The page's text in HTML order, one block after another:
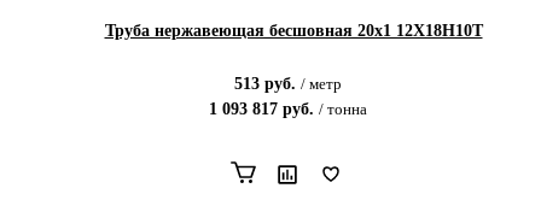
Труба нержавеющая бесшовная 20х1 12Х18Н10Т
513руб. / метр
1 093 817руб. / тонна